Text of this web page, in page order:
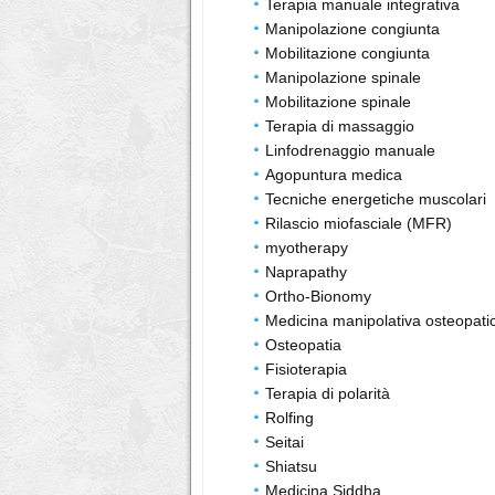
Terapia manuale integrativa
Manipolazione congiunta
Mobilitazione congiunta
Manipolazione spinale
Mobilitazione spinale
Terapia di massaggio
Linfodrenaggio manuale
Agopuntura medica
Tecniche energetiche muscolari
Rilascio miofasciale (MFR)
myotherapy
Naprapathy
Ortho-Bionomy
Medicina manipolativa
Osteopatia
Fisioterapia
Terapia di polarità
Rolfing
Seitai
Shiatsu
Medicina Siddha